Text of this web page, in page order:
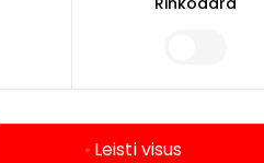
Leisti visus